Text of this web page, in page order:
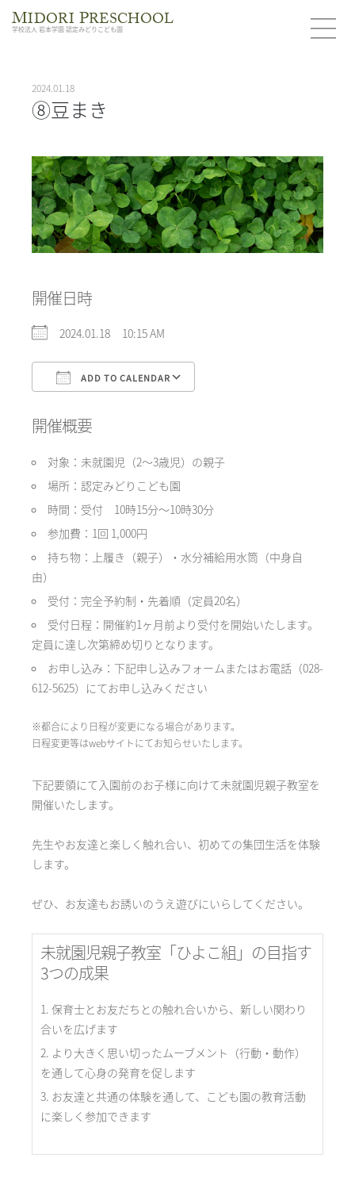
MIDORIPRESCHOOL
学校法人 岩本学園 認定みどりこども園
2024.01.18
⑧豆まき
開催日時
2024.01.18 10:15 AM
ADD TO CALENDAR
開催概要
対象：未就園児（2〜3歳児）の親子
場所：認定みどりこども園
時間：受付 10時15分〜10時30分
参加費：1回 1,000円
持ち物：上履き（親子）・水分補給用水筒（中身自
由）
受付：完全予約制・先着順（定員20名）
受付日程：開催約1ヶ月前より受付を開始いたします。
定員に達し次第締め切りとなります。
お申し込み：下記申し込みフォームまたはお電話（028-
612-5625）にてお申し込みください
※都合により日程が変更になる場合があります。
日程変更等はwebサイトにてお知らせいたします。
下記要領にて入園前のお子様に向けて未就園児親子教室を
開催いたします。
先生やお友達と楽しく触れ合い、初めての集団生活を体験
します。
ぜひ、お友達もお誘いのうえ遊びにいらしてください。
未就園児親子教室「ひよこ組」の目指す
3つの成果
保育士とお友だちとの触れ合いから、新しい関わり
合いを広げます
より大きく思い切ったムーブメント（行動・動作）
を通して心身の発育を促します
お友達と共通の体験を通して、こども園の教育活動
に楽しく参加できます